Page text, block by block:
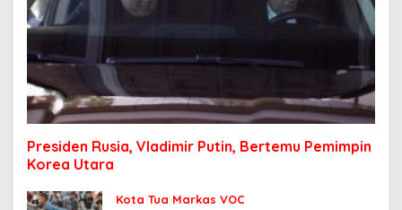
Presiden Rusia, Vladimir Putin, Bertemu Pemimpin
Korea Utara
Kota Tua Markas VOC